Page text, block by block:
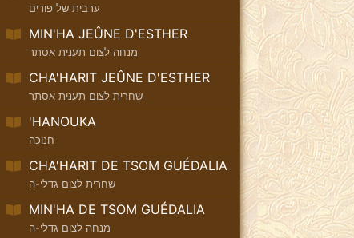
ערבית של פורים
MIN'HA JEÛNE D'ESTHER
מנחה לצום תענית אסתר
CHA'HARIT JEÛNE D'ESTHER
שחרית לצום תענית אסתר
'HANOUKA
חנוכה
CHA'HARIT DE TSOM GUÉDALIA
שחרית לצום גדלי-ה
MIN'HA DE TSOM GUÉDALIA
מנחה לצום גדלי-ה